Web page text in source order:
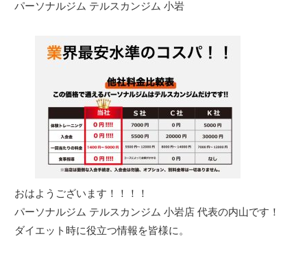
パーソナルジム テルスカンジム 小岩
おはようございます！！！！
パーソナルジム テルスカンジム 小岩店 代表の内山です！
ダイエット時に役立つ情報を皆様に。